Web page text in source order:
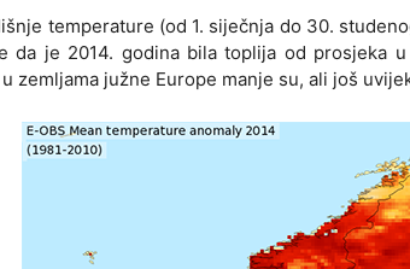
temperature (od 1. siječnja do 30.
da je 2014. godina bila toplija od prosjeka
zemljama južne Europe manje su, ali još